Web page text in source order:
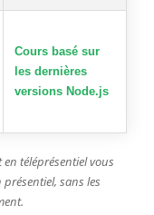
Cours basé sur
les dernières
versions Node.js
téléprésentiel vous
sans les